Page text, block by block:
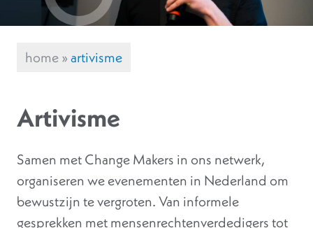
home»artivisme
Artivisme
Samen met Change Makers in ons netwerk,
organiseren we evenementen in Nederland om
bewustzijn te vergroten. Van informele
gesprekken met mensenrechtenverdedigers tot